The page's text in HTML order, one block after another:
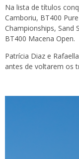
Na lista de títulos
Camboriu, BT400
Championships, Sand
BT400 Macena Open.
Patrícia Diaz e
antes de voltarem os